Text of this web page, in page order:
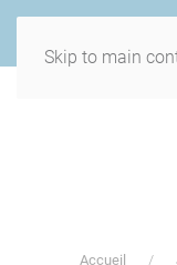
Skip to main
Accueil